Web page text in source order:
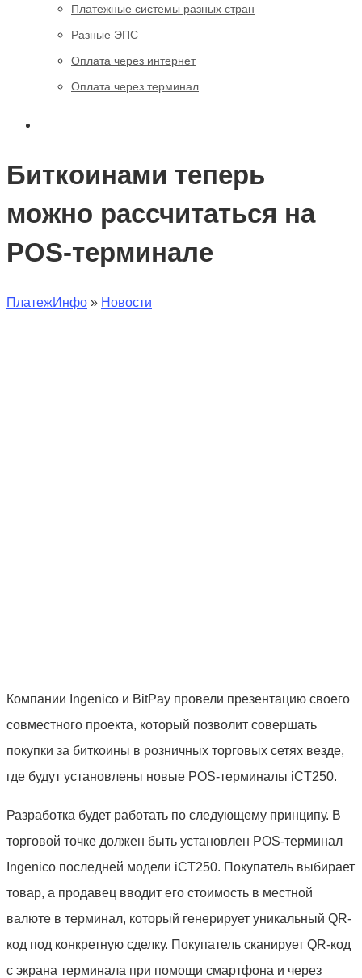
Платежные системы разных стран
Разные ЭПС
Оплата через интернет
Оплата через терминал
Биткоинами теперь
можно рассчитаться на
POS-терминале
ПлатежИнфо » Новости
Компании Ingenico и BitPay провели презентацию своего
совместного проекта, который позволит совершать
покупки за биткоины в розничных торговых сетях везде,
где будут установлены новые POS-терминалы iCT250.
Разработка будет работать по следующему принципу. В
торговой точке должен быть установлен POS-терминал
Ingenico последней модели iCT250. Покупатель выбирает
товар, а продавец вводит его стоимость в местной
валюте в терминал, который генерирует уникальный QR-
код под конкретную сделку. Покупатель сканирует QR-код
с экрана терминала при помощи смартфона и через